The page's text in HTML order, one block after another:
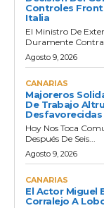
Controles
Italia
El Ministro De
Duramente Contra
Agosto 9, 2026
CANARIAS
Majoreros
De Trabajo
Desfavorecidas
Hoy Nos Toca
Después De Seis...
Agosto 9, 2026
CANARIAS
El Actor Miguel
Corralejo A